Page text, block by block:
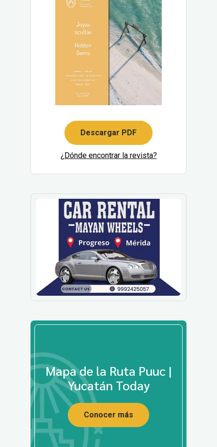
Descargar PDF
¿Dónde encontrar la revista?
Mapa de la Ruta Puuc |
Yucatán Today
Conocer más